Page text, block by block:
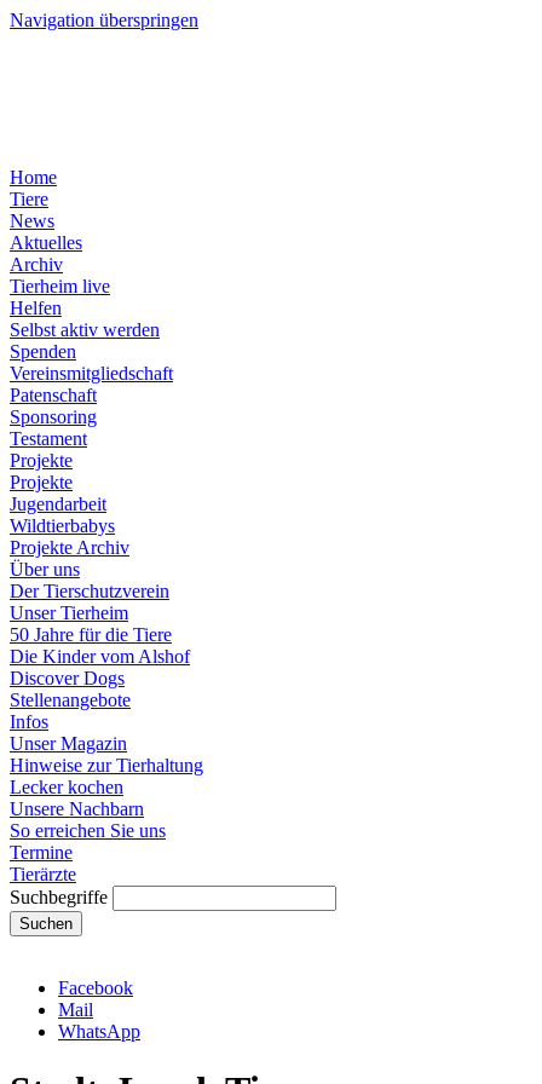
Navigation überspringen
Home
Tiere
News
Aktuelles
Archiv
Tierheim live
Helfen
Selbst aktiv werden
Spenden
Vereinsmitgliedschaft
Patenschaft
Sponsoring
Testament
Projekte
Projekte
Jugendarbeit
Wildtierbabys
Projekte Archiv
Über uns
Der Tierschutzverein
Unser Tierheim
50 Jahre für die Tiere
Die Kinder vom Alshof
Discover Dogs
Stellenangebote
Infos
Unser Magazin
Hinweise zur Tierhaltung
Lecker kochen
Unsere Nachbarn
So erreichen Sie uns
Termine
Tierärzte
Suchbegriffe
Suchen
Facebook
Mail
WhatsApp